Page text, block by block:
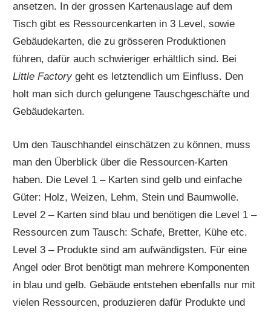
ansetzen. In der grossen Kartenauslage auf dem
Tisch gibt es Ressourcenkarten in 3 Level, sowie
Gebäudekarten, die zu grösseren Produktionen
führen, dafür auch schwieriger erhältlich sind. Bei
Little Factory geht es letztendlich um Einfluss. Den
holt man sich durch gelungene Tauschgeschäfte und
Gebäudekarten.
Um den Tauschhandel einschätzen zu können, muss
man den Überblick über die Ressourcen-Karten
haben. Die Level 1 – Karten sind gelb und einfache
Güter: Holz, Weizen, Lehm, Stein und Baumwolle.
Level 2 – Karten sind blau und benötigen die Level 1 –
Ressourcen zum Tausch: Schafe, Bretter, Kühe etc.
Level 3 – Produkte sind am aufwändigsten. Für eine
Angel oder Brot benötigt man mehrere Komponenten
in blau und gelb. Gebäude entstehen ebenfalls nur mit
vielen Ressourcen, produzieren dafür Produkte und